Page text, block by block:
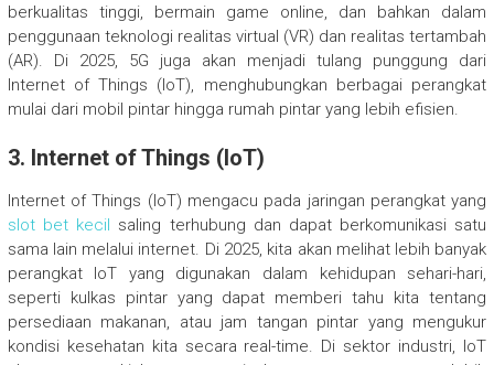
berkualitas tinggi, bermain game online, dan bahkan dalam
penggunaan teknologi realitas virtual (VR) dan realitas tertambah
(AR). Di 2025, 5G juga akan menjadi tulang punggung dari
Internet of Things (IoT), menghubungkan berbagai perangkat
mulai dari mobil pintar hingga rumah pintar yang lebih efisien.
3. Internet of Things (IoT)
Internet of Things (IoT) mengacu pada jaringan perangkat yang
slot bet kecil saling terhubung dan dapat berkomunikasi satu
sama lain melalui internet. Di 2025, kita akan melihat lebih banyak
perangkat IoT yang digunakan dalam kehidupan sehari-hari,
seperti kulkas pintar yang dapat memberi tahu kita tentang
persediaan makanan, atau jam tangan pintar yang mengukur
kondisi kesehatan kita secara real-time. Di sektor industri, IoT